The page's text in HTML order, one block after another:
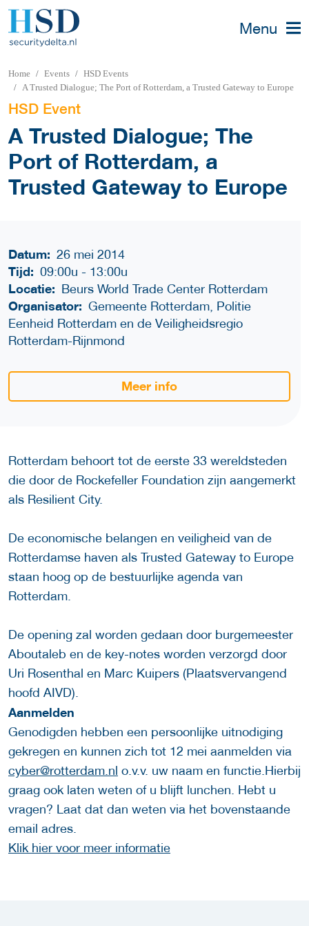
Menu
Home Events
HSD Events
A Trusted Dialogue; The Port of Rotterdam, a Trusted Gateway to Europe
HSD Event
A Trusted Dialogue; The
Port of Rotterdam, a
Trusted Gateway to Europe
Datum: 26 mei 2014
Tijd: 09:00u- 13:00u
Locatie: Beurs World Trade Center Rotterdam
Organisator: Gemeente Rotterdam, Politie
Eenheid Rotterdam en de Veiligheidsregio
Rotterdam-Rijnmond
Meer info
Rotterdam behoort tot de eerste 33 wereldsteden
die door de Rockefeller Foundation zijn aangemerkt
als Resilient City.
De economische belangen en veiligheid van de
Rotterdamse haven als Trusted Gateway to Europe
staan hoog op de bestuurlijke agenda van
Rotterdam.
De opening zal worden gedaan door burgemeester
Aboutaleb en de key-notes worden verzorgd door
Uri Rosenthal en Marc Kuipers (Plaatsvervangend
hoofd AIVD).
Aanmelden
Genodigden hebben een persoonlijke uitnodiging
gekregen en kunnen zich tot 12 mei aanmelden via
cyber@rotterdam.nl o.v.v. uw naam en functie.Hierbij
graag ook laten weten of u blijft lunchen. Hebt u
vragen? Laat dat dan weten via het bovenstaande
email adres.
Klik hier voor meer informatie